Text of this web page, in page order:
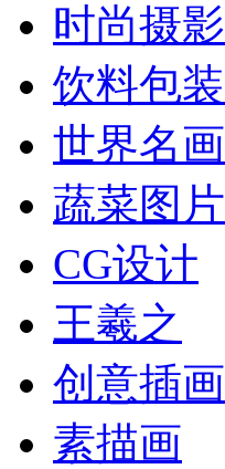
时尚摄影
饮料包装
世界名画
蔬菜图片
CG设计
王羲之
创意插画
素描画